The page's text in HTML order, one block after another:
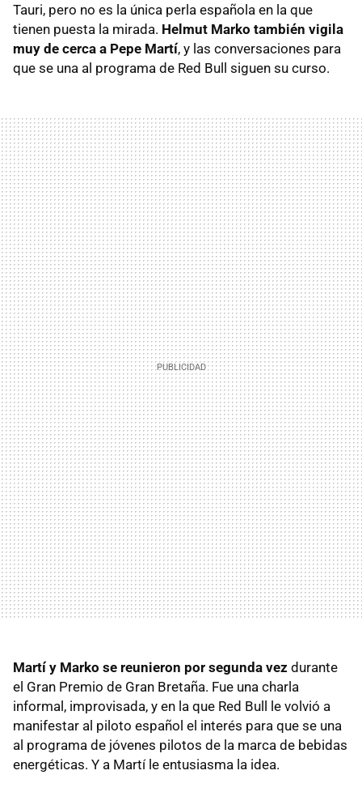
Tauri, pero no es la única perla española en la que
tienen puesta la mirada. Helmut Marko también vigila
muy de cerca a Pepe Martí, y las conversaciones para
que se una al programa de Red Bull siguen su curso.
Martí y Marko se reunieron por segunda vez durante
el Gran Premio de Gran Bretaña. Fue una charla
informal, improvisada, y en la que Red Bull le volvió a
manifestar al piloto español el interés para que se una
al programa de jóvenes pilotos de la marca de bebidas
energéticas. Y a Martí le entusiasma la idea.